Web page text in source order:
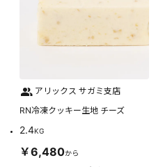
アリックス サガミ支店
RN冷凍クッキー生地 チーズ
2.4KG
￥6,480から